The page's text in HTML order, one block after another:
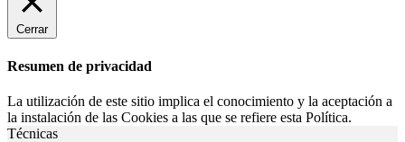
Cerrar
Resumen de privacidad
La utilización de este sitio implica el conocimiento y la aceptación a
la instalación de las Cookies a las que se refiere esta Política.
Técnicas